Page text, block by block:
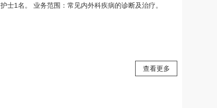
士1名。 业务范围：常见内外科疾病的诊断及治疗。
查看更多